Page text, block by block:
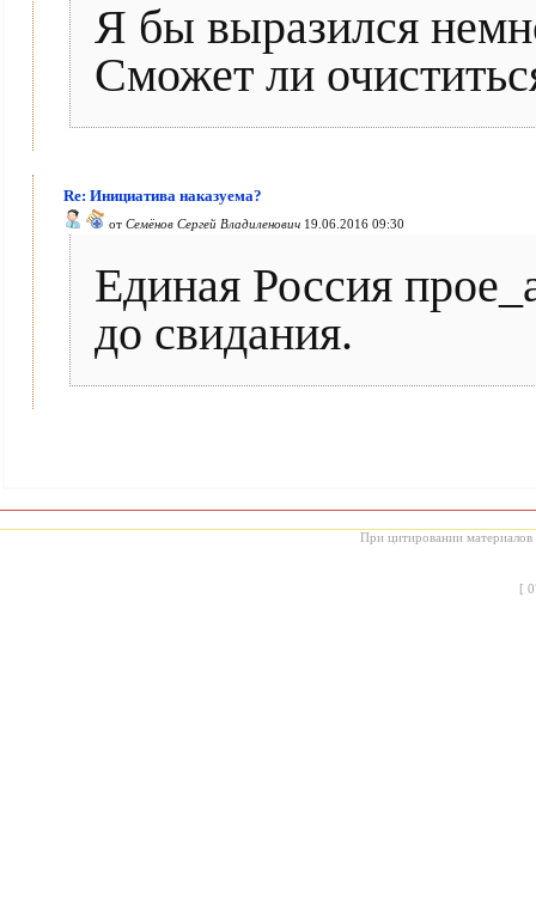
Я бы выразился
Сможет ли
Re: Инициатива наказуема?
от Семёнов Сергей Владиленович 19.06.2016 09:30
Единая Россия
до свидания.
При цитировании материалов
[